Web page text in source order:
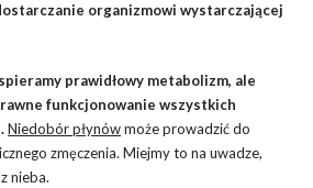
organizmowi wystarczającej
prawidłowy metabolizm, ale
funkcjonowanie wszystkich
Niedobór płynówmoże prowadzić do
zmęczenia. Miejmy to na uwadze,
nieba.